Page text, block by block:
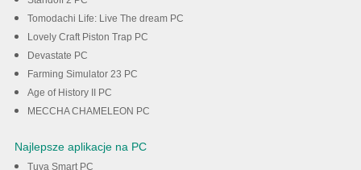
Tomodachi Life: Live The dream PC
Lovely Craft Piston Trap PC
Devastate PC
Farming Simulator 23 PC
Age of History II PC
MECCHA CHAMELEON PC
Najlepsze aplikacje na PC
Tuya Smart PC